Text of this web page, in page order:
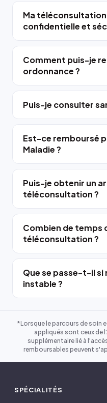
Ma
confidentielle et
Comment puis-je
ordonnance ?
Puis-je consulter
Est-ce remboursé
Maladie ?
Puis-je obtenir un
téléconsultation ?
Combien de temps
téléconsultation ?
Que se passe-t-il si
instable ?
*Lorsque le parcours de soin
appliqués sont ceux de
supplémentaire lié à
remboursables peuvent
SPÉCIALITÉS